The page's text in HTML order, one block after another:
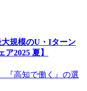
大規模のU・Iターン
2025 夏】
『高知で働く』の選